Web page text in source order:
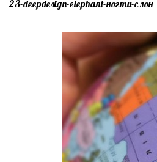
23-deepdesign-elephant-ногти-слон